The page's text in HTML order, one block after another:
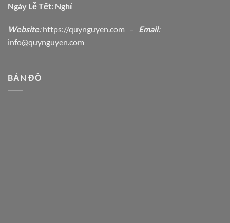
Ngày Lễ Tết: Nghỉ
Website:https://quynguyen.com – Email:
info@quynguyen.com
BẢN ĐỒ